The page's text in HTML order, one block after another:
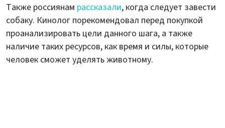
Также россиянам рассказали, когда следует завести
собаку. Кинолог порекомендовал перед покупкой
проанализировать цели данного шага, а также
наличие таких ресурсов, как время и силы, которые
человек сможет уделять животному.